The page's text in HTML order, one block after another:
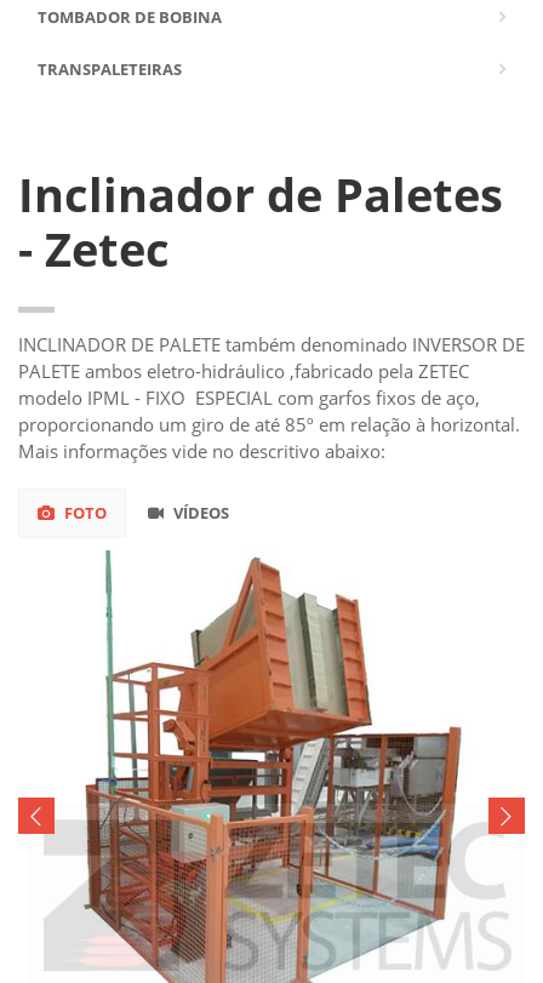
TOMBADOR DE BOBINA
TRANSPALETEIRAS
Inclinador de Paletes
- Zetec
INCLINADOR DE PALETE também denominado INVERSOR DE
PALETE ambos eletro-hidráulico ,fabricado pela ZETEC
modelo IPML - FIXO  ESPECIAL com garfos fixos de aço,
proporcionando um giro de até 85º em relação à horizontal.
Mais informações vide no descritivo abaixo:
FOTO VÍDEOS